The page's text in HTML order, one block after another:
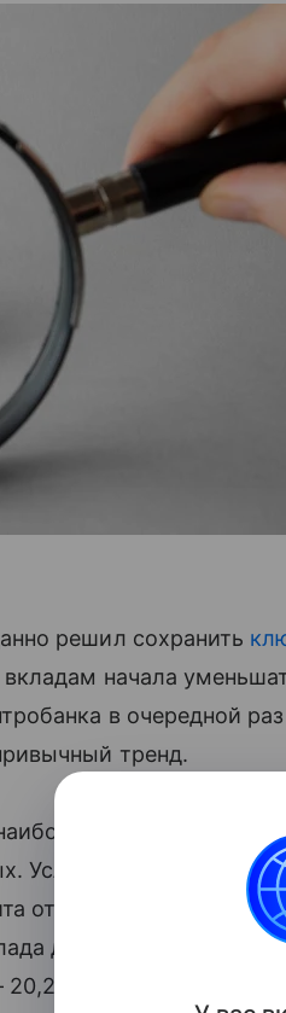
решил сохранить
начала
в очередной
тренд.
выгодный вклад
Условие действует
от 10 тысяч рублей.
доходность составит
годовых.